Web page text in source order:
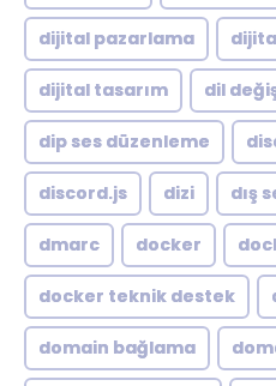
dijital pazarlama
dijital tasarım dil
dip ses düzenleme
discord.js dizi dış
dmarc docker
docker teknik destek
domain bağlama